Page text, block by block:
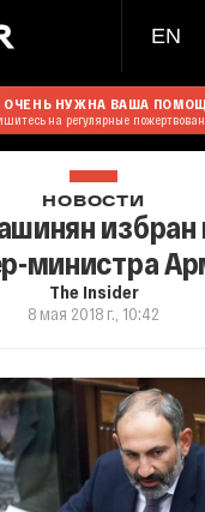
EN
ОЧЕНЬ НУЖНА ВАША
на регулярные
НОВОСТИ
избран
министра
The Insider
8 мая 2018 г., 10:42